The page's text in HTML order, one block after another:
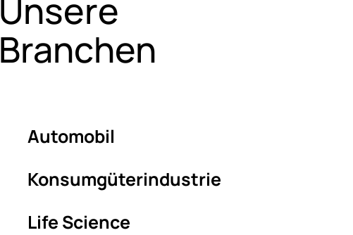
Unsere
Branchen
Automobil
Konsumgüterindustrie
Life Science